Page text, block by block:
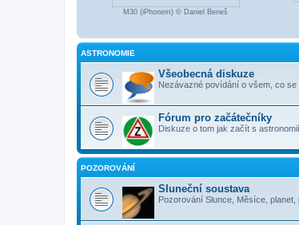
M30 (iPhonem) © Daniel Beneš
ASTRONOMIE
Všeobecná diskuze
Nezávazné povídání o všem, co se
Fórum pro začátečníky
Diskuze o tom jak začít s
POZOROVÁNÍ
Sluneční soustava
Pozorování Slunce, Měsíce,